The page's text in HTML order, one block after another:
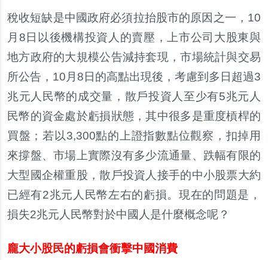
稅收短缺是中國政府必須拉抬股市的原因之一，10
月8日以後機構投資人的賣壓，上市公司大股東與
地方政府的大規模公告減持套現，市場統計與交易
所公告，10月8日的高點出現後，考慮到多日超過3
兆元人民幣的成交量，散戶投資人至少有5兆元人
民幣的資金處於虧損狀態，其中很多是重度槓桿的
買盤；若以3,300點的上證指數點位觀察，扣掉用
來撐盤、市場上實際沒有多少流通量、跌幅有限的
大型國企權重股，散戶投資人接手的中小股票大約
已經有2兆元人民幣左右的虧損。現在的問題是，
損失2兆元人民幣對於中國人是什麼概念呢？
龐大小股民的虧損會衝擊中國消費